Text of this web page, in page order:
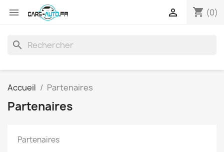
 shopping_cart (0)

search
Accueil Partenaires
Partenaires
Partenaires